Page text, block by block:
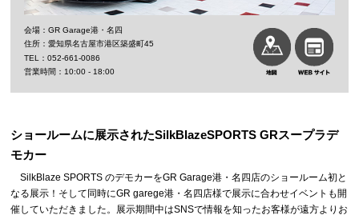
GR Garage港・名四
愛知県名古屋市港区築盛町45
052-661-0086
10:00 - 18:00
ショールームに展示されたSilkBlazeSPORTS GRスープラデ
モカー
SilkBlaze SPORTS のデモカーをGR Garage港・名四店のショールーム初と
なる展示！そして同時にGR garege港・名四店様で展示に合わせイベントも開
催していただきました。展示期間中はSNSで情報を知ったお客様が遠方よりお